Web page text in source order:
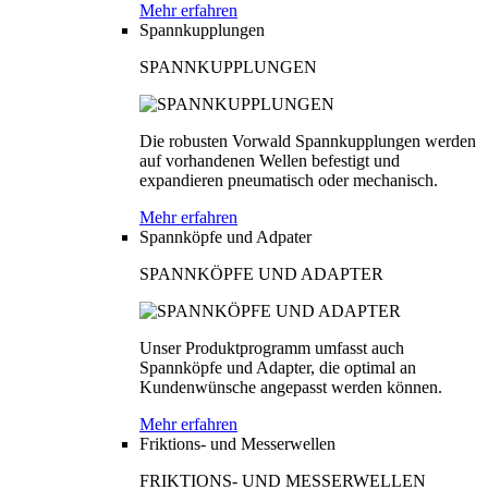
Mehr erfahren
Spannkupplungen
SPANNKUPPLUNGEN
Die robusten Vorwald Spannkupplungen werden
auf vorhandenen Wellen befestigt und
expandieren pneumatisch oder mechanisch.
Mehr erfahren
Spannköpfe und Adpater
SPANNKÖPFE UND ADAPTER
Unser Produktprogramm umfasst auch
Spannköpfe und Adapter, die optimal an
Kundenwünsche angepasst werden können.
Mehr erfahren
Friktions- und Messerwellen
FRIKTIONS- UND MESSERWELLEN